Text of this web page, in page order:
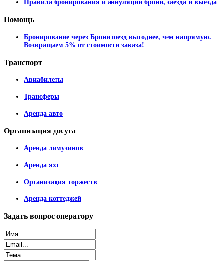
Правила бронирования и аннуляции брони, заезда и выезда
Помощь
Бронирование через Бронипоезд выгоднее, чем напрямую.
Возвращаем 5% от стоимости заказа!
Транспорт
Авиабилеты
Трансферы
Аренда авто
Организация досуга
Аренда лимузинов
Аренда яхт
Организация торжеств
Аренда коттеджей
Задать вопрос оператору